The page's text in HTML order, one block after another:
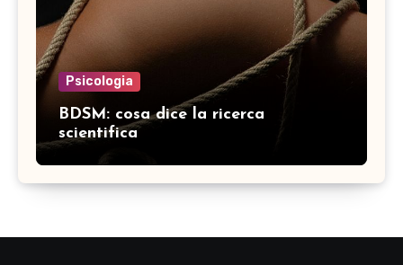
Psicologia
BDSM: cosa dice la ricerca
scientifica